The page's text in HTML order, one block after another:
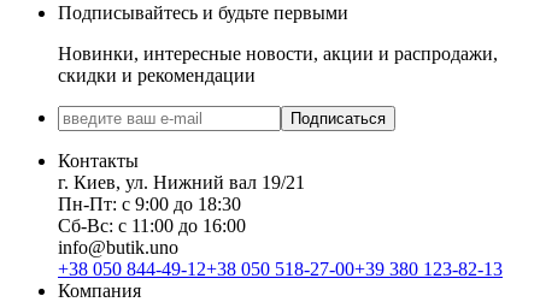
Подписывайтесь и будьте первыми
Новинки, интересные новости, акции и распродажи,
скидки и рекомендации
Подписаться
Контакты
г. Киев, ул. Нижний вал 19/21
Пн-Пт: с 9:00 до 18:30
Сб-Вс: с 11:00 до 16:00
info@butik.uno
+38 050 844-49-12+38 050 518-27-00+39 380 123-82-13
Компания